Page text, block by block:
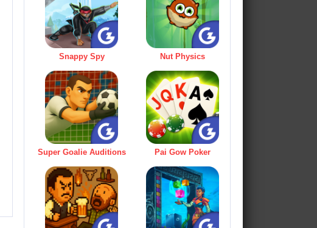
Snappy Spy Nut Physics
Super Goalie Auditions Pai Gow Poker